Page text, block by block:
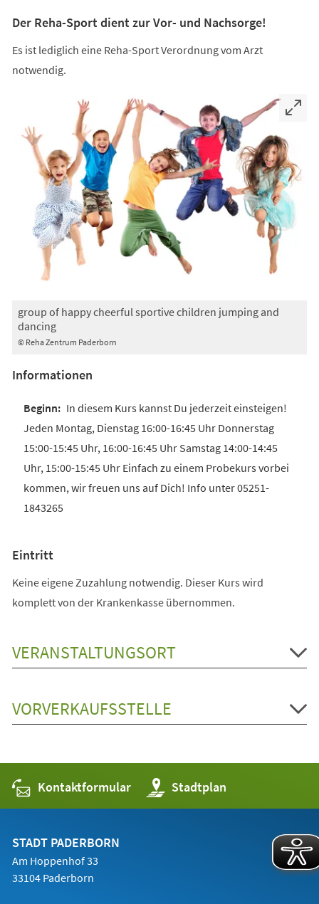
Der Reha-Sport dient zur Vor- und Nachsorge!
Es ist lediglich eine Reha-Sport Verordnung vom Arzt
notwendig.
© Reha Zentrum Paderborn
group of happy cheerful sportive children jumping and
dancing
Informationen
In diesem Kurs kannst Du jederzeit einsteigen!
Jeden Montag, Dienstag 16:00-16:45 Uhr Donnerstag
15:00-15:45 Uhr, 16:00-16:45 Uhr Samstag 14:00-14:45
Uhr, 15:00-15:45 Uhr Einfach zu einem Probekurs vorbei
kommen, wir freuen uns auf Dich! Info unter 05251-
1843265
Eintritt
Keine eigene Zuzahlung notwendig. Dieser Kurs wird
komplett von der Krankenkasse übernommen.
VERANSTALTUNGSORT
VORVERKAUFSSTELLE
Kontaktformular Stadtplan
(Öffnet
in
einem
STADT PADERBORN
Am Hoppenhof 33
33104 Paderborn